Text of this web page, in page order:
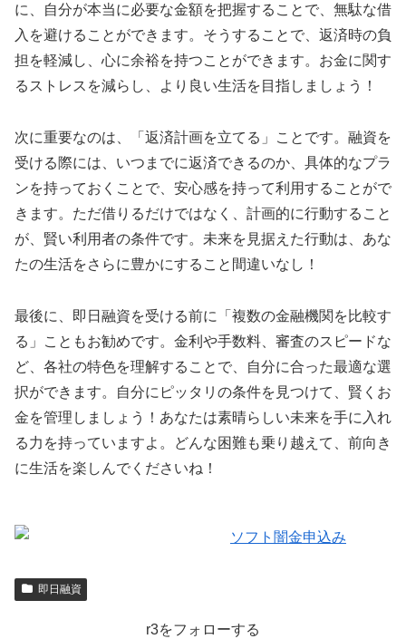
に、自分が本当に必要な金額を把握することで、無駄な借
入を避けることができます。そうすることで、返済時の負
担を軽減し、心に余裕を持つことができます。お金に関す
るストレスを減らし、より良い生活を目指しましょう！
次に重要なのは、「返済計画を立てる」ことです。融資を
受ける際には、いつまでに返済できるのか、具体的なプラ
ンを持っておくことで、安心感を持って利用することがで
きます。ただ借りるだけではなく、計画的に行動すること
が、賢い利用者の条件です。未来を見据えた行動は、あな
たの生活をさらに豊かにすること間違いなし！
最後に、即日融資を受ける前に「複数の金融機関を比較す
る」こともお勧めです。金利や手数料、審査のスピードな
ど、各社の特色を理解することで、自分に合った最適な選
択ができます。自分にピッタリの条件を見つけて、賢くお
金を管理しましょう！あなたは素晴らしい未来を手に入れ
る力を持っていますよ。どんな困難も乗り越えて、前向き
に生活を楽しんでくださいね！
即日融資
r3をフォローする